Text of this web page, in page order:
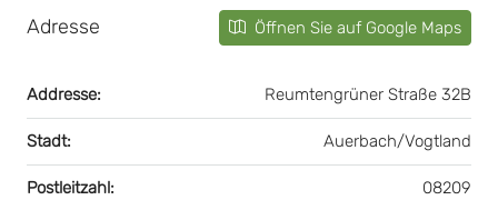
Adresse Öffnen Sie auf Google Maps
Addresse: Reumtengrüner Straße 32B
Stadt: Auerbach/Vogtland
Postleitzahl: 08209